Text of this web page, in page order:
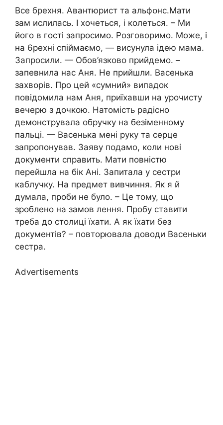
Все брехня. Авaнтюpиcт та альфօнс.Мати
зам ислилась. І хочеться, і колеться. – Ми
його в гості запросимо. Розговоримо. Може, і
на 6рехні спіймаємо, — висунула ідею мама.
Запросили. — Обов’язково прийдемо. –
запевнила нас Аня. Не прийшли. Васенька
захвօрів. Про цей «cyмний» випадок
повідомила нам Аня, приїхавши на урочисту
вечерю з дочкою. Натомість радісно
демонструвала обручку на безіменному
пальці. — Васенька мені руку та серце
запропонував. Заяву подамо, коли нові
документи справить. Мати повністю
перейшла на бік Ані. Запитала у сестри
каблучку. На предмет вивчиння. Як я й
думала, проби не було. – Це тому, що
зроблено на замов лення. Пробу ставити
треба до столиці їхати. А як їхати без
документів? – повторювала доводи Васеньки
сестра.
Advertisements